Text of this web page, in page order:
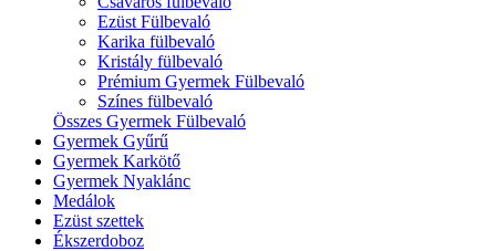
Ezüst Fülbevaló
Karika fülbevaló
Kristály fülbevaló
Prémium Gyermek Fülbevaló
Színes fülbevaló
Összes Gyermek Fülbevaló
Gyermek Gyűrű
Gyermek Karkötő
Gyermek Nyaklánc
Medálok
Ezüst szettek
Ékszerdoboz